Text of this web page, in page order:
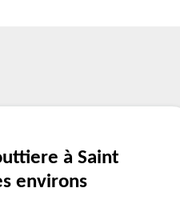
à Saint
environs